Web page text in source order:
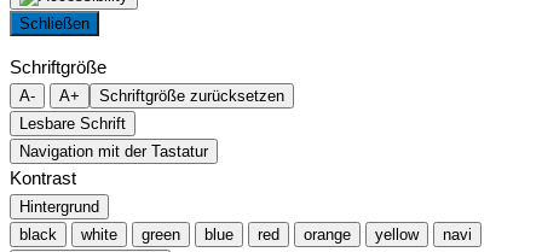
Schließen
Schriftgröße
A- A+
Schriftgröße zurücksetzen
Lesbare Schrift
Navigation mit der Tastatur
Kontrast
Hintergrund
black
white green blue red orange yellow
navi